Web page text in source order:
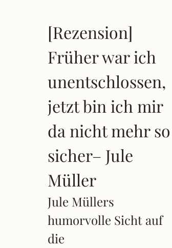
[Rezension]
Früher war ich
unentschlossen,
jetzt bin ich mir
da nicht mehr so
sicher– Jule
Müller
Jule Müllers
humorvolle Sicht auf
die